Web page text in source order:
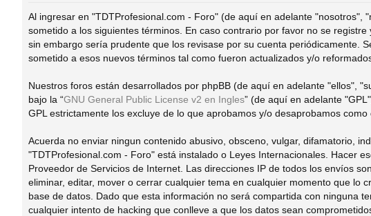
rá
pi
do
s
Al ingresar en "TDTProfesional.com - Foro" (de aquí en adelante
sometido a los siguientes términos. En caso contrario por favor no se
sin embargo sería prudente que los revisase por su cuenta periódicamente.
sometido a esos nuevos términos tal como fueron actualizados y/o
Nuestros foros están desarrollados por phpBB (de aquí en adelante "ellos",
bajo la “GNU General Public License v2 en Ingles” (de aquí en adelante
GPL estrictamente los excluye de lo que aprobamos y/o desaprobamos
Acuerda no enviar ningun contenido abusivo, obsceno, vulgar, difamatorio,
"TDTProfesional.com - Foro" está instalado o Leyes Internacionales. Hacer
Proveedor de Servicios de Internet. Las direcciones IP de todos los envíos
eliminar, editar, mover o cerrar cualquier tema en cualquier momento que lo
base de datos. Dado que esta información no será compartida con ninguna
cualquier intento de hacking que conlleve a que los datos sean